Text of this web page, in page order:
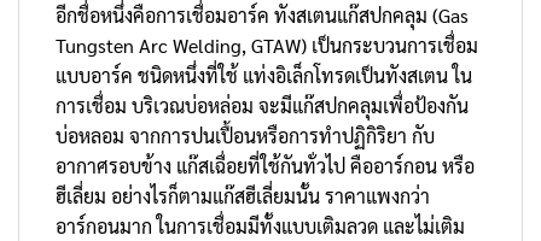
อีกชื่อหนึ่งคือการเชื่อมอาร์ค ทังสเตนแก๊สปกคลุม (Gas
Tungsten Arc Welding, GTAW) เป็นกระบวนการเชื่อม
แบบอาร์ค ชนิดหนึ่งที่ใช้ แท่งอิเล็กโทรดเป็นทังสเตน ใน
การเชื่อม บริเวณบ่อหล่อม จะมีแก๊สปกคลุมเพื่อป้องกัน
บ่อหลอม จากการปนเปื้อนหรือการทำปฏิกิริยา กับ
อากาศรอบข้าง แก๊สเฉื่อยที่ใช้กันทั่วไป คืออาร์กอน หรือ
ฮีเลี่ยม อย่างไรก็ตามแก๊สฮีเลี่ยมนั้น ราคาแพงกว่า
อาร์กอนมาก ในการเชื่อมมีทั้งแบบเติมลวด และไม่เติม